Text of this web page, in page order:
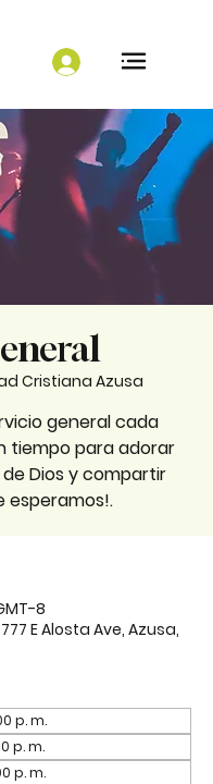
Cristiana Azusa
general cada
tiempo para adorar
Dios y compartir
esperamos!.
8
E Alosta Ave, Azusa,
p. m.
p. m.
p. m.